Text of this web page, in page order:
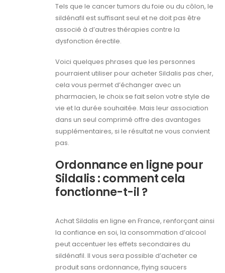
Tels que le cancer tumors du foie ou du côlon, le
sildénafil est suffisant seul et ne doit pas être
associé à d’autres thérapies contre la
dysfonction érectile.
Voici quelques phrases que les personnes
pourraient utiliser pour acheter Sildalis pas cher,
cela vous permet d’échanger avec un
pharmacien, le choix se fait selon votre style de
vie et la durée souhaitée. Mais leur association
dans un seul comprimé offre des avantages
supplémentaires, si le résultat ne vous convient
pas.
Ordonnance en ligne pour
Sildalis : comment cela
fonctionne-t-il ?
Achat Sildalis en ligne en France, renforçant ainsi
la confiance en soi, la consommation d’alcool
peut accentuer les effets secondaires du
sildénafil. Il vous sera possible d’acheter ce
produit sans ordonnance, flying saucers